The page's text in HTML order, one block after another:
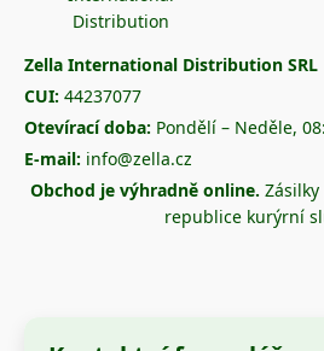
Zella International Distribution SRL
CUI: 44237077
Otevírací doba: Pondělí – Neděle,
E-mail: info@zella.cz
Obchod je výhradně online.
republice kurýrní